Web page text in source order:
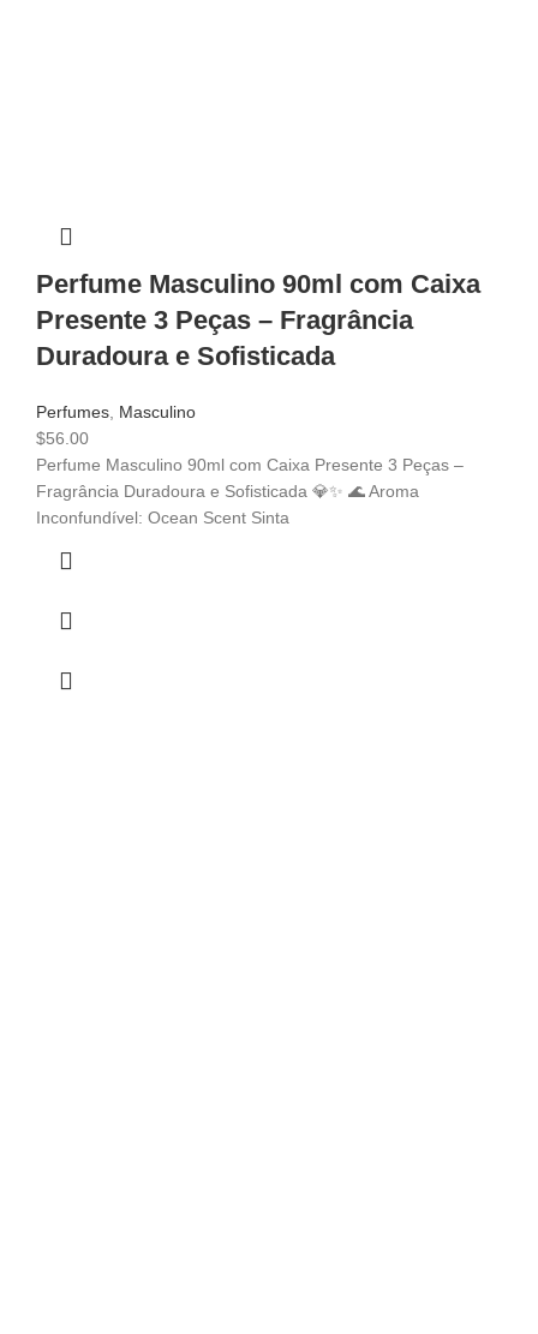
Perfume Masculino 90ml com Caixa
Presente 3 Peças – Fragrância
Duradoura e Sofisticada
Perfumes Masculino
$56.00
Perfume Masculino 90ml com Caixa Presente 3 Peças –
Fragrância Duradoura e Sofisticada 💎✨ 🌊 Aroma
Inconfundível: Ocean Scent Sinta